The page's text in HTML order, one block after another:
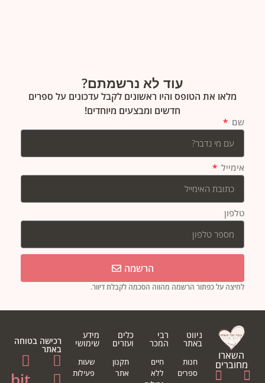
עוד לא נרשמתם?
מלאו את הטופס והיו ראשונים לקבל עדכונים על ספרים
חדשים ומבצעים מיוחדים!
שם
אימייל
טלפון
הרשמה
לחיצה על כפתור הרשמה מהווה הסכמה לקבלת דיוור.
השארו
מחוברים
ניווט
באתר
חנות
ספרים
רבי
המכר
חיים
ללא
כלים
ועזרים
תקנון
אתר
מידע
שימושי
שעות
פעילות
רכישה בטוחה
באתר